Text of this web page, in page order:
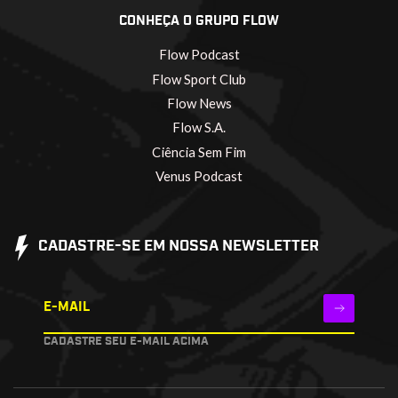
CONHEÇA O GRUPO FLOW
Flow Podcast
Flow Sport Club
Flow News
Flow S.A.
Ciência Sem Fim
Venus Podcast
CADASTRE-SE EM NOSSA NEWSLETTER
E-MAIL
CADASTRE SEU E-MAIL ACIMA